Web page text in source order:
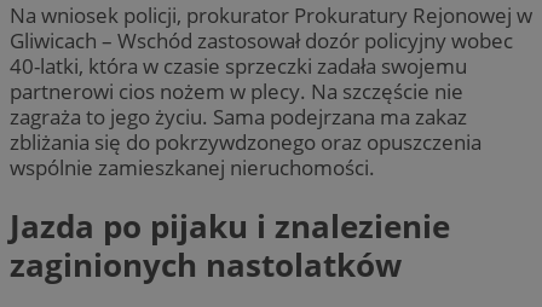
Na wniosek policji, prokurator Prokuratury Rejonowej w
Gliwicach – Wschód zastosował dozór policyjny wobec
40-latki, która w czasie sprzeczki zadała swojemu
partnerowi cios nożem w plecy. Na szczęście nie
zagraża to jego życiu. Sama podejrzana ma zakaz
zbliżania się do pokrzywdzonego oraz opuszczenia
wspólnie zamieszkanej nieruchomości.
Jazda po pijaku i znalezienie
zaginionych nastolatków